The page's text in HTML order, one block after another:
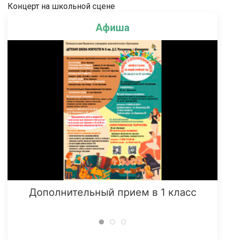
Афиша
Дополнительный прием в 1 класс
Концерт на школьной сцене